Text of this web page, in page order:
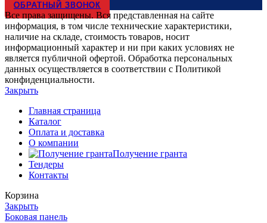
ОБРАТНЫЙ ЗВОНОК
Все права защищены. Вся представленная на сайте
информация, в том числе технические характеристики,
наличие на складе, стоимость товаров, носит
информационный характер и ни при каких условиях не
является публичной офертой. Обработка персональных
данных осуществляется в соответствии с Политикой
конфиденциальности.
Закрыть
Главная страница
Каталог
Оплата и доставка
О компании
Получение гранта
Тендеры
Контакты
Корзина
Закрыть
Боковая панель